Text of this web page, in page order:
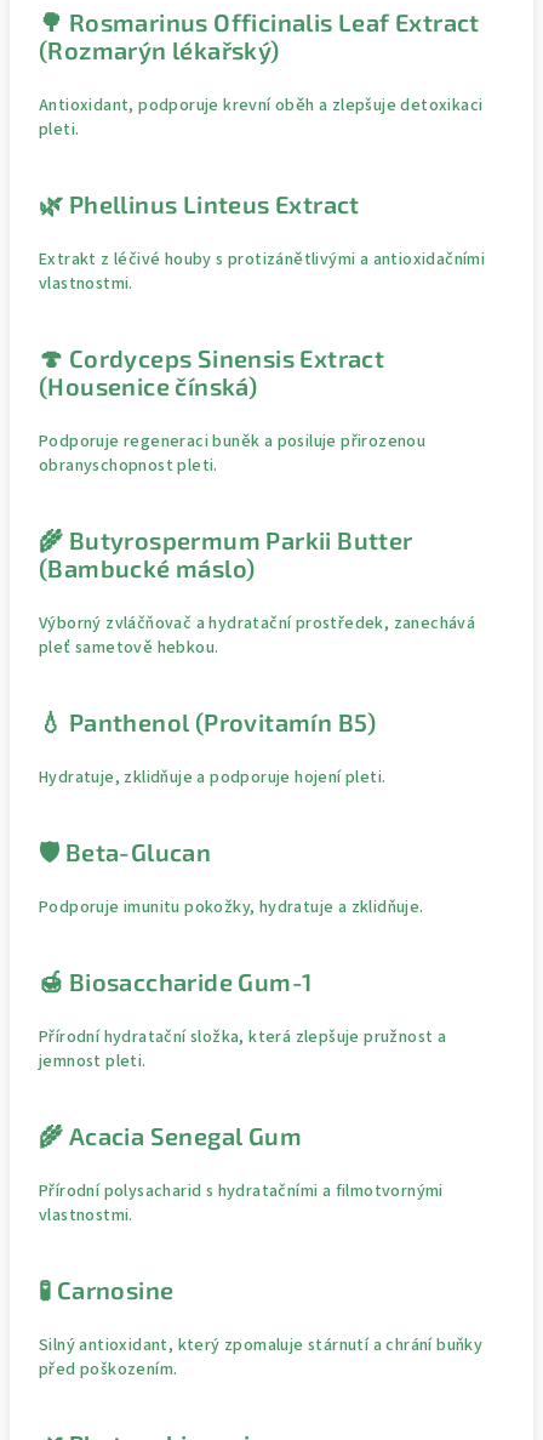
🌳 Rosmarinus Officinalis Leaf Extract
(Rozmarýn lékařský)
Antioxidant, podporuje krevní oběh a zlepšuje detoxikaci
pleti.
🌿 Phellinus Linteus Extract
Extrakt z léčivé houby s protizánětlivými a antioxidačními
vlastnostmi.
🍄 Cordyceps Sinensis Extract
(Housenice čínská)
Podporuje regeneraci buněk a posiluje přirozenou
obranyschopnost pleti.
🌾 Butyrospermum Parkii Butter
(Bambucké máslo)
Výborný zvláčňovač a hydratační prostředek, zanechává
pleť sametově hebkou.
💧 Panthenol (Provitamín B5)
Hydratuje, zklidňuje a podporuje hojení pleti.
🛡️ Beta-Glucan
Podporuje imunitu pokožky, hydratuje a zklidňuje.
🍯 Biosaccharide Gum-1
Přírodní hydratační složka, která zlepšuje pružnost a
jemnost pleti.
🌾 Acacia Senegal Gum
Přírodní polysacharid s hydratačními a filmotvornými
vlastnostmi.
🧪 Carnosine
Silný antioxidant, který zpomaluje stárnutí a chrání buňky
před poškozením.